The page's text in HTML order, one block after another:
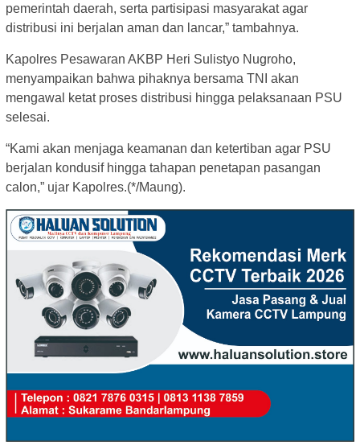
pemerintah daerah, serta partisipasi masyarakat agar
distribusi ini berjalan aman dan lancar,” tambahnya.
Kapolres Pesawaran AKBP Heri Sulistyo Nugroho,
menyampaikan bahwa pihaknya bersama TNI akan
mengawal ketat proses distribusi hingga pelaksanaan PSU
selesai.
“Kami akan menjaga keamanan dan ketertiban agar PSU
berjalan kondusif hingga tahapan penetapan pasangan
calon,” ujar Kapolres.(*/Maung).